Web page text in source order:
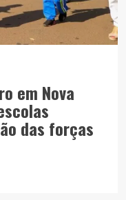
em Nova
das forças